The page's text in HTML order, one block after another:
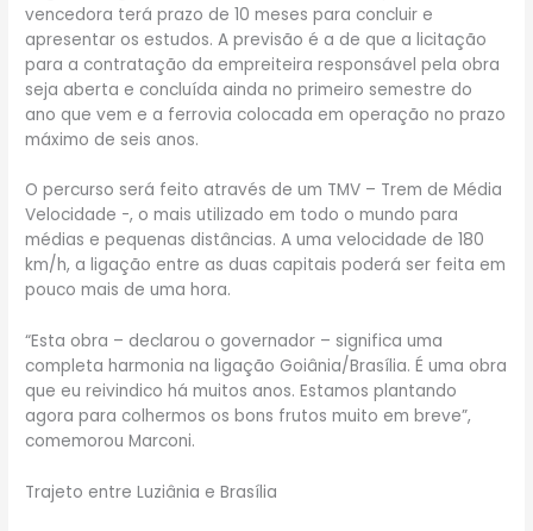
vencedora terá prazo de 10 meses para concluir e
apresentar os estudos. A previsão é a de que a licitação
para a contratação da empreiteira responsável pela obra
seja aberta e concluída ainda no primeiro semestre do
ano que vem e a ferrovia colocada em operação no prazo
máximo de seis anos.
O percurso será feito através de um TMV – Trem de Média
Velocidade -, o mais utilizado em todo o mundo para
médias e pequenas distâncias. A uma velocidade de 180
km/h, a ligação entre as duas capitais poderá ser feita em
pouco mais de uma hora.
“Esta obra – declarou o governador – significa uma
completa harmonia na ligação Goiânia/Brasília. É uma obra
que eu reivindico há muitos anos. Estamos plantando
agora para colhermos os bons frutos muito em breve”,
comemorou Marconi.
Trajeto entre Luziânia e Brasília